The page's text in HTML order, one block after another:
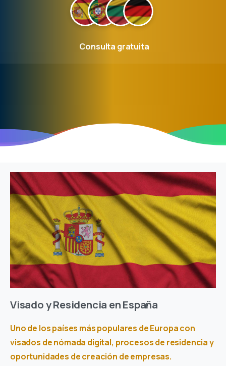
Consulta gratuita
Visado y Residencia en España
Uno de los países más populares de Europa con
visados de nómada digital, procesos de residencia y
oportunidades de creación de empresas.